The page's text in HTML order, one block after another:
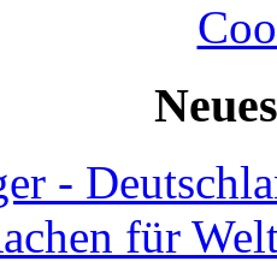
-
für